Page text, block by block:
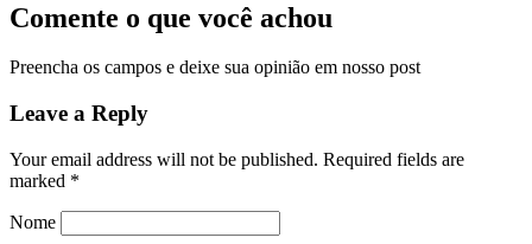
Comente o que você achou
Preencha os campos e deixe sua opinião em nosso post
Leave a Reply
Your email address will not be published. Required fields are
marked *
Nome